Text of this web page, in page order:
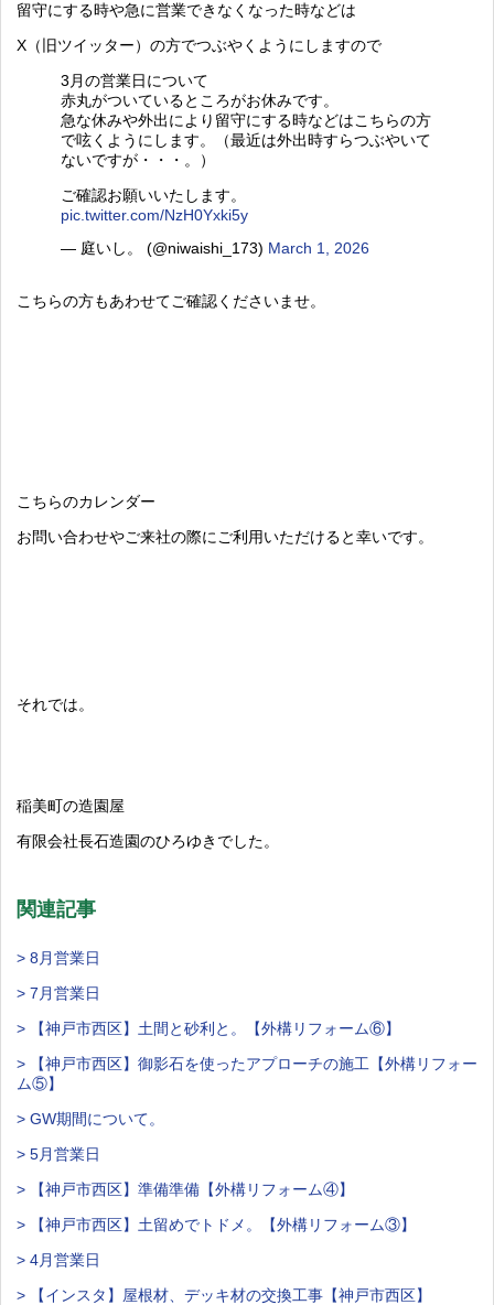
留守にする時や急に営業できなくなった時などは
X（旧ツイッター）の方でつぶやくようにしますので
3月の営業日について
赤丸がついているところがお休みです。
急な休みや外出により留守にする時などはこちらの方
で呟くようにします。（最近は外出時すらつぶやいて
ないですが・・・。）
ご確認お願いいたします。
pic.twitter.com/NzH0Yxki5y
— 庭いし。 (@niwaishi_173) March 1, 2026
こちらの方もあわせてご確認くださいませ。
こちらのカレンダー
お問い合わせやご来社の際にご利用いただけると幸いです。
それでは。
稲美町の造園屋
有限会社長石造園のひろゆきでした。
関連記事
> 8月営業日
> 7月営業日
> 【神戸市西区】土間と砂利と。【外構リフォーム⑥】
> 【神戸市西区】御影石を使ったアプローチの施工【外構リフォー
ム⑤】
> GW期間について。
> 5月営業日
> 【神戸市西区】準備準備【外構リフォーム④】
> 【神戸市西区】土留めでトドメ。【外構リフォーム③】
> 4月営業日
> 【インスタ】屋根材、デッキ材の交換工事【神戸市西区】